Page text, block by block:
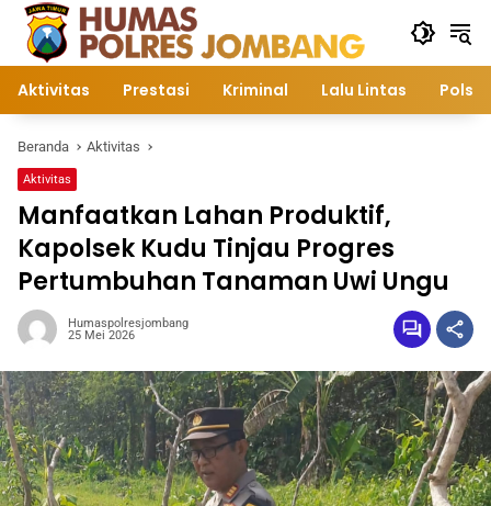
Langsung
konten
Aktivitas Prestasi Kriminal Lalu Lintas
Beranda Aktivitas
Aktivitas
Manfaatkan Lahan Produktif,
Kapolsek Kudu Tinjau Progres
Pertumbuhan Tanaman Uwi Ungu
Humaspolresjombang
25 Mei 2026